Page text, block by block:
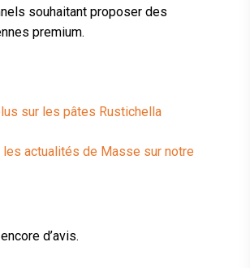
souhaitant proposer des
premium.
sur les pâtes Rustichella
les actualités de Masse sur notre
d’avis.